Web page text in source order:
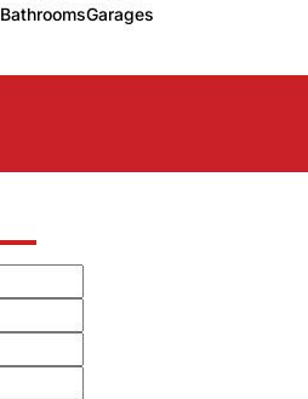
BathroomsGarages